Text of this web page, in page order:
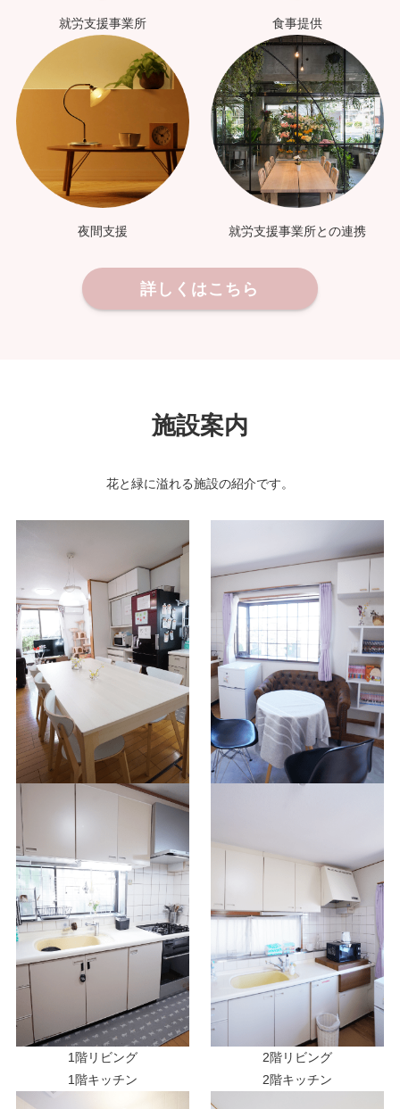
就労支援事業所 食事提供
夜間支援 就労支援事業所との連携
詳しくはこちら
施設案内
花と緑に溢れる施設の紹介です。
1階リビング
2階リビング
1階キッチン
2階キッチン